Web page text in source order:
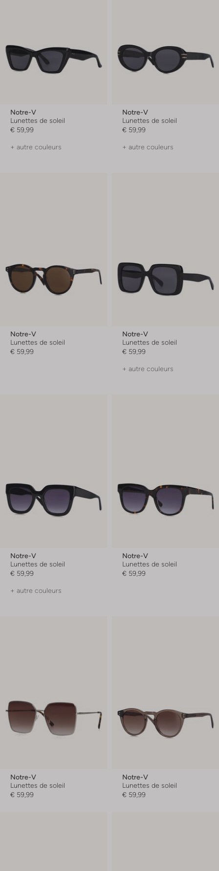
Notre-V
Lunettes de soleil
€ 59,99
+ autre couleurs
Notre-V
Lunettes de soleil
€ 59,99
+ autre couleurs
Notre-V
Lunettes de soleil
€ 59,99
Notre-V
Lunettes de soleil
€ 59,99
+ autre couleurs
Notre-V
Lunettes de soleil
€ 59,99
+ autre couleurs
Notre-V
Lunettes de soleil
€ 59,99
Notre-V
Lunettes de soleil
€ 59,99
Notre-V
Lunettes de soleil
€ 59,99